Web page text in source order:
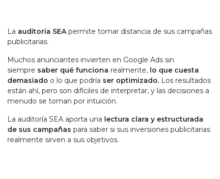
La auditoría SEApermite tomar distancia de sus campañas
publicitarias.
Muchos anunciantes invierten en Google Ads sin
siempre saber qué funciona realmente, lo que cuesta
demasiado o lo que podría ser optimizado. Los resultados
están ahí, pero son difíciles de interpretar, y las decisiones a
menudo se toman por intuición.
La auditoría SEA aporta una lectura clara y estructurada
de sus campañas para saber si sus inversiones publicitarias
realmente sirven a sus objetivos.